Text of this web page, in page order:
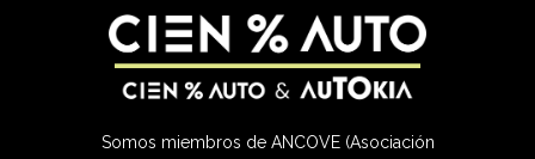
Somos miembros de ANCOVE (Asociación